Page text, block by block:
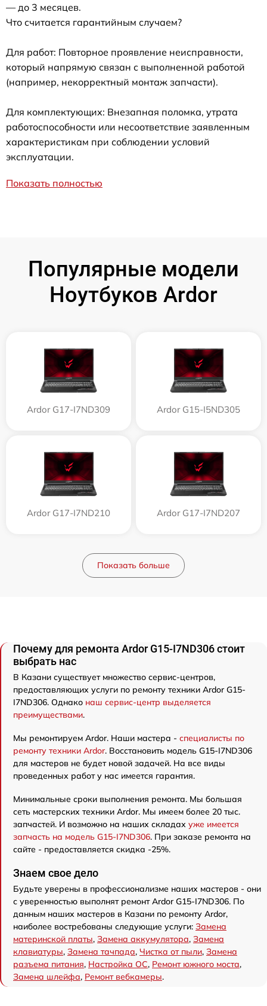
— до 3 месяцев.
Что считается гарантийным случаем?
Для работ: Повторное проявление неисправности,
который напрямую связан с выполненной работой
(например, некорректный монтаж запчасти).
Для комплектующих: Внезапная поломка, утрата
работоспособности или несоответствие заявленным
характеристикам при соблюдении условий
эксплуатации.
Показать полностью
Популярные модели
Ноутбуков Ardor
Ardor G17-I7ND309 Ardor G15-I5ND305
Ardor G17-I7ND210 Ardor G17-I7ND207
Показать больше
Почему для ремонта Ardor G15-I7ND306 стоит
выбрать нас
В Казани существует множество сервис-центров,
предоставляющих услуги по ремонту техники Ardor G15-
I7ND306. Однако наш сервис-центр выделяется
преимуществами.
Мы ремонтируем Ardor. Наши мастера - специалисты по
ремонту техники Ardor. Восстановить модель G15-I7ND306
для мастеров не будет новой задачей. На все виды
проведенных работ у нас имеется гарантия.
Минимальные сроки выполнения ремонта. Мы большая
сеть мастерских техники Ardor. Мы имеем более 20 тыс.
запчастей. И возможно на наших складах уже имеется
запчасть на модель G15-I7ND306. При заказе ремонта на
сайте - предоставляется скидка -25%.
Знаем свое дело
Будьте уверены в профессионализме наших мастеров - они
с уверенностью выполнят ремонт Ardor G15-I7ND306. По
данным наших мастеров в Казани по ремонту Ardor,
наиболее востребованы следующие услуги: Замена
материнской платы, Замена аккумулятора, Замена
клавиатуры, Замена тачпада, Чистка от пыли, Замена
разъема питания, Настройка ОС, Ремонт южного моста,
Замена шлейфа, Ремонт вебкамеры.